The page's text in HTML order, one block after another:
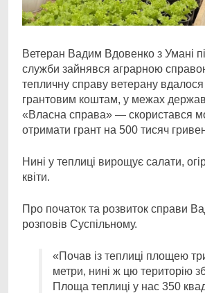
Ветеран Вадим Вдовенко з Умані
служби зайнявся аграрною
тепличну справу ветерану
грантовим коштам, у межах
«Власна справа» — скористався
отримати грант на 500 тисяч
Нині у теплиці вирощує салати,
квіти.
Про початок та розвиток справи
розповів Суспільному.
«Почав із теплиці площею
метри, нині ж цю територію
Площа теплиці у нас 350